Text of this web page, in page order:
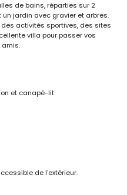
de bains, réparties sur 2
un jardin avec gravier et arbres.
activités sportives, des sites
villa pour passer vos
amis.
et canapé-lit
de l'extérieur.